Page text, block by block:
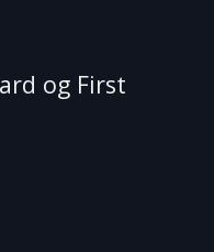
og First